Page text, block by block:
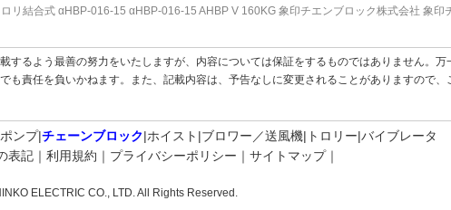
リ結合式 αHBP-016-15 αHBP-016-15 AHBP V 160KG 象印チエンブロック株式会社 象印
するよう最善の努力をいたしますが、内容については保証をするものではありません。万
も責任を負いかねます。また、記載内容は、予告なしに変更されることがありますので、
ポンプ チェーンブロック ホイスト ブロワー／送風機 トロリー バイブレータ
表記 利用規約 プライバシーポリシー サイトマップ
ELECTRIC CO., LTD. All Rights Reserved.